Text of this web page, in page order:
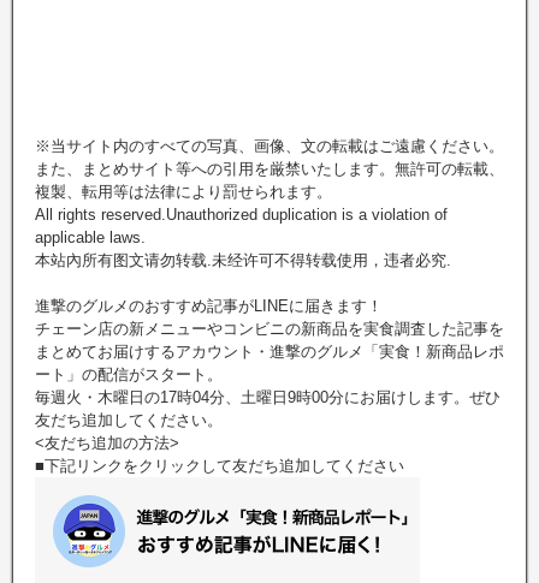
※当サイト内のすべての写真、画像、文の転載はご遠慮ください。
また、まとめサイト等への引用を厳禁いたします。無許可の転載、
複製、転用等は法律により罰せられます。
All rights reserved.Unauthorized duplication is a violation of
applicable laws.
本站內所有图文请勿转载.未经许可不得转载使用，违者必究.
進撃のグルメのおすすめ記事がLINEに届きます！
チェーン店の新メニューやコンビニの新商品を実食調査した記事を
まとめてお届けするアカウント・進撃のグルメ「実食！新商品レポ
ート」の配信がスタート。
毎週火・木曜日の17時04分、土曜日9時00分にお届けします。ぜひ
友だち追加してください。
<友だち追加の方法>
■下記リンクをクリックして友だち追加してください